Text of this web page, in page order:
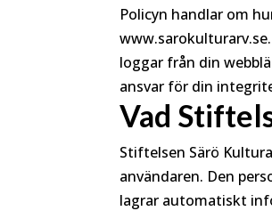
Policyn handlar om
loggar från din
ansvar för din
Vad
Stiftelsen Särö
användaren. Den
lagrar automatiskt